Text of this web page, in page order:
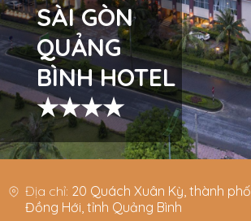
SÀI GÒN
QUẢNG
BÌNH HOTEL
★★★★
Địa chỉ: 20 Quách Xuân Kỳ, thành phố
Đồng Hới, tỉnh Quảng Bình